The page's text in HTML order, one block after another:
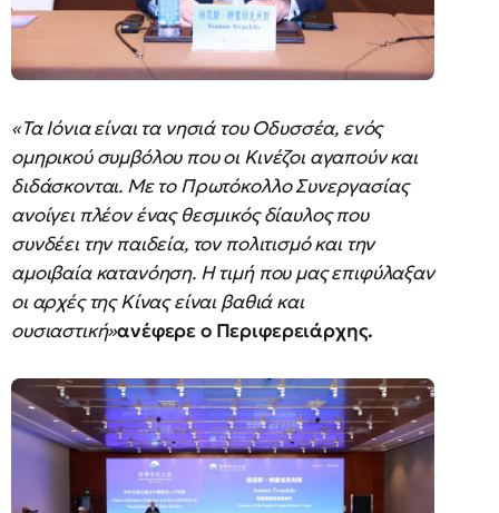
«Τα Ιόνια είναι τα νησιά του Οδυσσέα, ενός
ομηρικού συμβόλου που οι Κινέζοι αγαπούν και
διδάσκονται. Με το Πρωτόκολλο Συνεργασίας
ανοίγει πλέον ένας θεσμικός δίαυλος που
συνδέει την παιδεία, τον πολιτισμό και την
αμοιβαία κατανόηση. Η τιμή που μας επιφύλαξαν
οι αρχές της Κίνας είναι βαθιά και
ουσιαστική»ανέφερε ο Περιφερειάρχης.